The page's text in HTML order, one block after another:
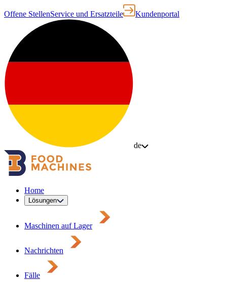
Offene StellenService und Ersatzteile Kundenportal
de
Home
Lösungen
Maschinen auf Lager
Nachrichten
Fälle